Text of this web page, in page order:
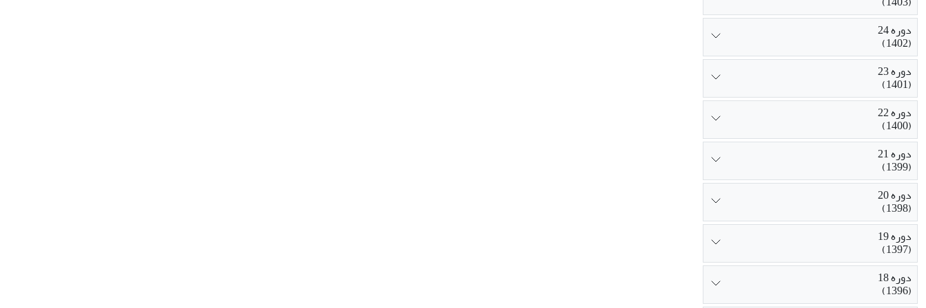
دوره 24
(1402)
دوره 23
(1401)
دوره 22
(1400)
دوره 21
(1399)
دوره 20
(1398)
دوره 19
(1397)
دوره 18
(1396)